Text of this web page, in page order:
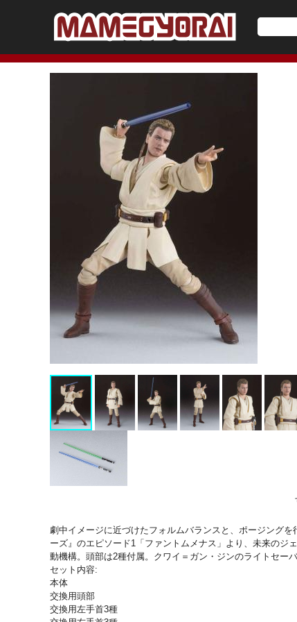
劇中イメージに近づけたフォルムバランスと、ポージング
ーズ』のエピソード1「ファントムメナス」より、未来のジ
動機構。頭部は2種付属。クワイ＝ガン・ジンのライトセー
セット内容:
本体
交換用頭部
交換用左手首3種